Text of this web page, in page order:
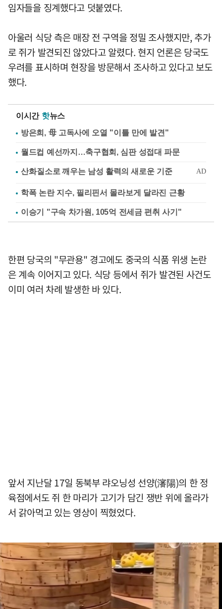
임자들을 징계했다고 덧붙였다.
아울러 식당 측은 매장 전 구역을 정밀 조사했지만, 추가
로 쥐가 발견되진 않았다고 알렸다. 현지 언론은 당국도
우려를 표시하며 현장을 방문해서 조사하고 있다고 보도
했다.
이시간 핫뉴스
방은희, 母 고독사에 오열 "이틀 만에 발견"
월드컵 예선까지…축구협회, 심판 성접대 파문
학폭 논란 지수, 필리핀서 몰라보게 달라진 근황
이승기 "구속 차가원, 105억 전세금 편취 사기"
한편 당국의 "무관용" 경고에도 중국의 식품 위생 논란
은 계속 이어지고 있다. 식당 등에서 쥐가 발견된 사건도
이미 여러 차례 발생한 바 있다.
앞서 지난달 17일 동북부 랴오닝성 선양(瀋陽)의 한 정
육점에서도 쥐 한 마리가 고기가 담긴 쟁반 위에 올라가
서 갉아먹고 있는 영상이 찍혔었다.